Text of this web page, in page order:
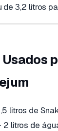
3,2 litros
litros de
2 litros de